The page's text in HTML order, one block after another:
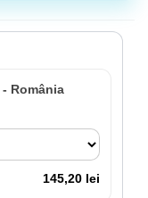
România
145,20 lei